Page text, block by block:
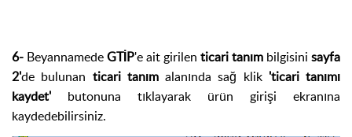
6- BeyannamedeGTİP'e ait girilen ticari tanım bilgisini sayfa
2'de bulunan ticari tanım alanında sağ klik 'ticari tanımı
kaydet' butonuna tıklayarak ürün girişi ekranına
kaydedebilirsiniz.